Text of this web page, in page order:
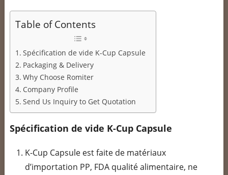
Table of Contents
Spécification de vide K-Cup Capsule
Packaging & Delivery
Why Choose Romiter
Company Profile
Send Us Inquiry to Get Quotation
Spécification de vide K-Cup Capsule
K-Cup Capsule est faite de matériaux
d’importation PP, FDA qualité alimentaire, ne